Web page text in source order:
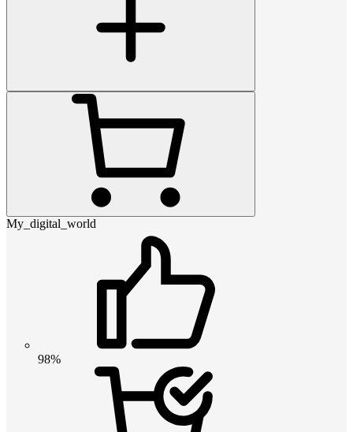
My_digital_world
98%